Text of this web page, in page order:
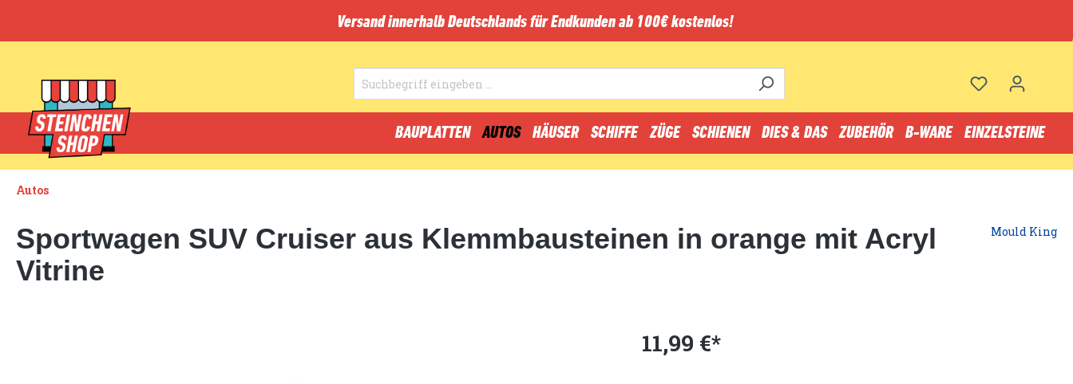
Versand innerhalb Deutschlands für Endkunden ab 100€ kostenlos!
BAUPLATTEN AUTOS HÄUSER SCHIFFE ZÜGE SCHIENEN DIES & DAS ZUBEHÖR B-WARE EINZELSTEINE
Autos
Sportwagen SUV Cruiser aus Klemmbausteinen in orange mit Acryl
Vitrine
Mould King
11,99 €*